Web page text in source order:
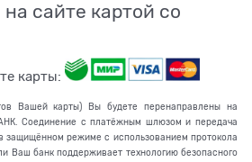
сайте картой со
карты:
Вашей карты) Вы будете перенаправлены на
Соединение с платёжным шлюзом и передача
защищённом режиме с использованием протокола
Ваш банк поддерживает технологию безопасного